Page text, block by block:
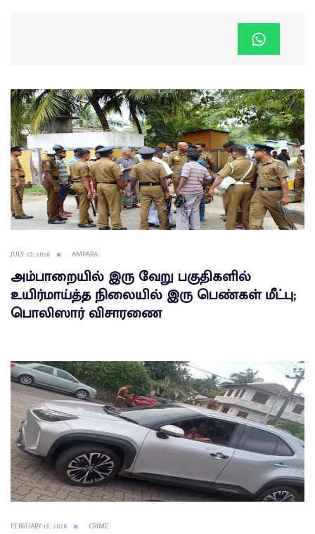
JULY 25, 2026 AMPARA
அம்பாறையில் இரு வேறு பகுதிகளில்
உயிர்மாய்த்த நிலையில் இரு பெண்கள் மீட்பு;
பொலிஸார் விசாரணை
FEBRUARY 13, 2026 CRIME